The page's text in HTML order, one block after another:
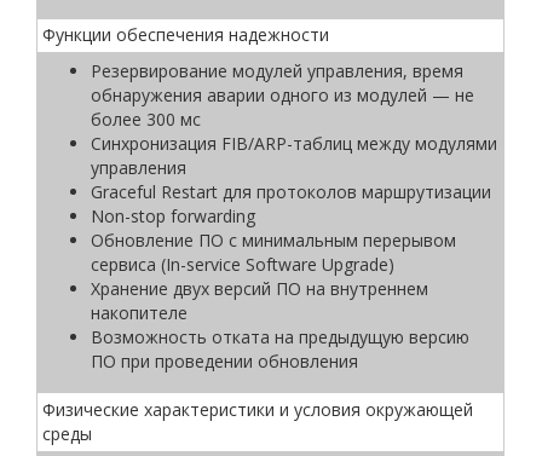
Функции обеспечения надежности
Резервирование модулей управления, время
обнаружения аварии одного из модулей — не
более 300 мс
Синхронизация FIB/ARP-таблиц между модулями
управления
Graceful Restart для протоколов маршрутизации
Non-stop forwarding
Обновление ПО с минимальным перерывом
сервиса (In-service Software Upgrade)
Хранение двух версий ПО на внутреннем
накопителе
Возможность отката на предыдущую версию
ПО при проведении обновления
Физические характеристики и условия окружающей
среды